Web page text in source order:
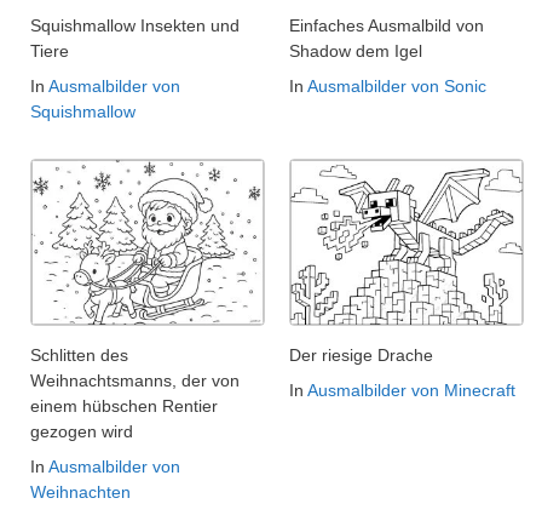
Squishmallow Insekten und
Tiere
In Ausmalbilder von
Squishmallow
Einfaches Ausmalbild von
Shadow dem Igel
In Ausmalbilder von Sonic
Schlitten des
Weihnachtsmanns, der von
einem hübschen Rentier
gezogen wird
In Ausmalbilder von
Weihnachten
Der riesige Drache
In Ausmalbilder von Minecraft